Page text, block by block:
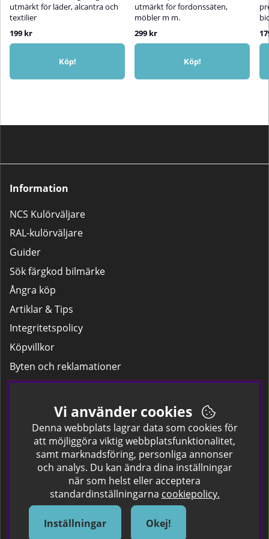
rengöring.Undvik att blöta
materialet genomgående –
Alcantara.SpecifikationerTyp:
Neutralt
rengöringsmedelAnvändning:
InteriörrengöringLämpliga ytor:
Läder, Alcantara, textilier,
HalvglansigLämpligt för: Slätt
läder, mocka och perforerat läder
utmärkt för läder, alcantra och
textilier
199 kr
Köp!
utmärkt för fordonssäten,
möbler m m.
299 kr
Köp!
Information
NCS Kulörväljare
RAL-kulörväljare
Guider
Sök färgkod bilmärke
Ångra köp
Artiklar & Tips
Integritetspolicy
Köpvillkor
Byten och reklamationer
Leverans
Hitta färgkoden på bilen.
Företagskund
Om oss
Om Spraycan
IKEA Färger
Vi använder cookies
Denna webbplats lagrar data som cookies för
att möjliggöra viktig webbplatsfunktionalitet,
samt marknadsföring, personliga annonser
och analys. Du kan ändra dina inställningar
när som helst eller acceptera
standardinställningarna cookiepolicy.
Inställningar Okej!